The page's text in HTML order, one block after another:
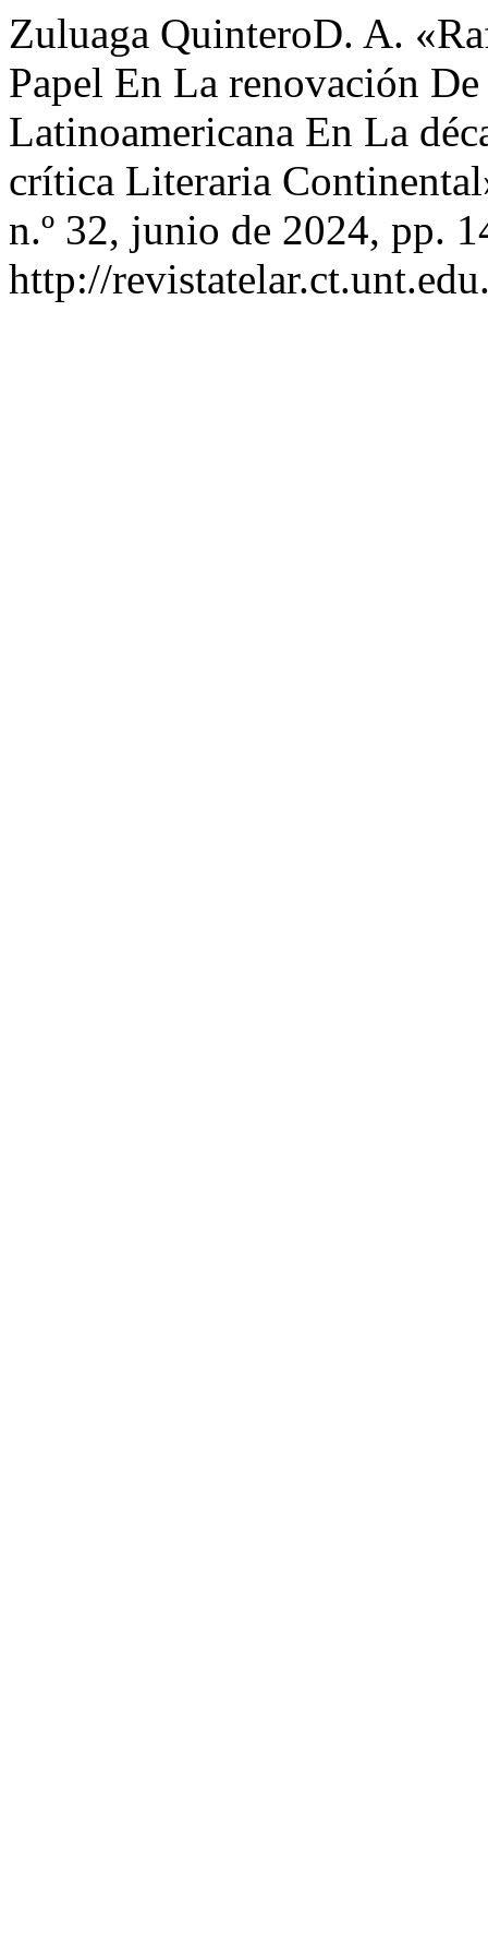
Zuluaga QuinteroD. A.
Papel En La renovación
Latinoamericana En La
crítica Literaria
n.º 32, junio de 2024, pp.
http://